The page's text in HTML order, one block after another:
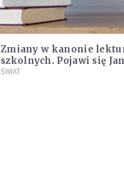
Zmiany w kanonie
szkolnych. Pojawi się Jan
II I Stefan Wyszyński
ŚWIAT